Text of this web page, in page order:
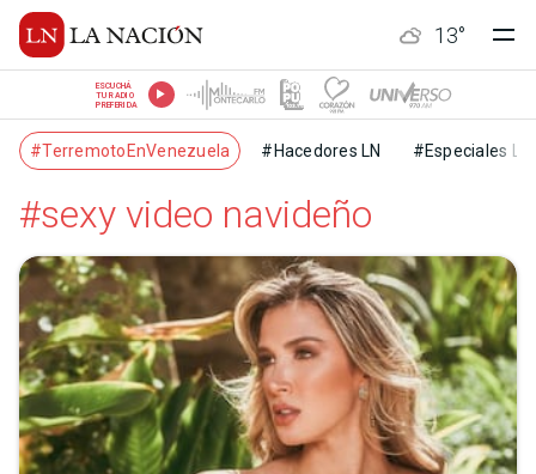
13°
ESCUCHÁ
TU RADIO
PREFERIDA
#TerremotoEnVenezuela #Hacedores LN #Especiales LN
#sexy video navideño